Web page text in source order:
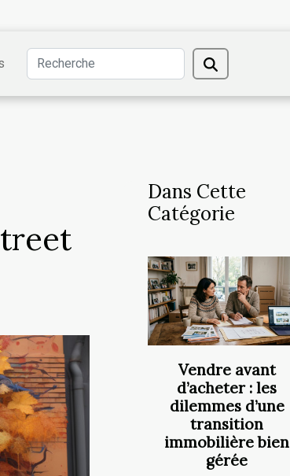
Dans Cette
Catégorie
Vendre avant
d’acheter : les
dilemmes d’une
transition
immobilière bien
gérée